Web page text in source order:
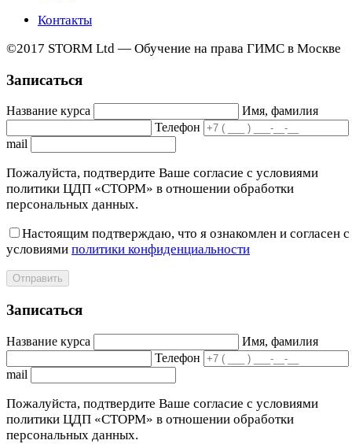
Контакты
©2017 STORM Ltd — Обучение на права ГИМС в Москве
Записаться
Название курса
Имя, фамилия
Телефон
mail
Пожалуйста, подтвердите Ваше согласие с условиями
политики ЦДП «СТОРМ» в отношении обработки
персональных данных.
Настоящим подтверждаю, что я ознакомлен и согласен с
условиями политики конфиденциальности
Отправить
Записаться
Название курса
Имя, фамилия
Телефон
mail
Пожалуйста, подтвердите Ваше согласие с условиями
политики ЦДП «СТОРМ» в отношении обработки
персональных данных.